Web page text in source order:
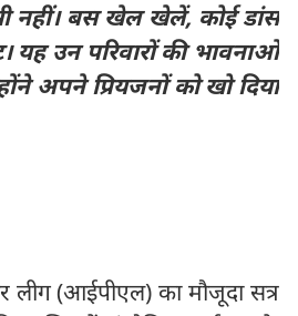
नहीं। बस खेल खेलें, कोई डांस
यह उन परिवारों की भावनाओं
अपने प्रियजनों को खो दिया
लीग (आईपीएल) का मौजूदा सत्र